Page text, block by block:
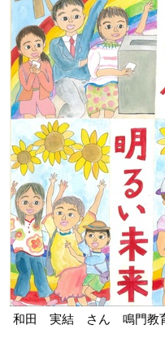
和田 実結 さん 鳴門教育